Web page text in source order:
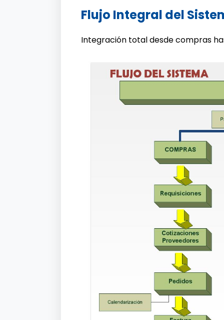
Flujo Integral del
Integración total desde compras